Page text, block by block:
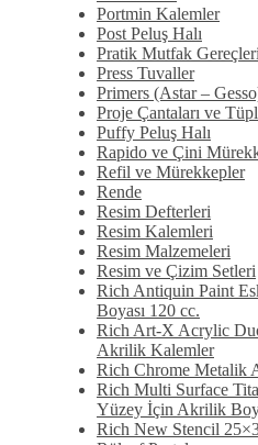
Portmin Kalemler
Post Peluş Halı
Pratik Mutfak Gereçleri
Press Tuvaller
Primers (Astar –
Proje Çantaları ve
Puffy Peluş Halı
Rapido ve Çini
Refil ve Mürekkepler
Rende
Resim Defterleri
Resim Kalemleri
Resim Malzemeleri
Resim ve Çizim Setleri
Rich Antiquin Paint
Boyası 120 cc.
Rich Art-X Acrylic
Akrilik Kalemler
Rich Chrome Metalik
Rich Multi Surface
Yüzey İçin Akrilik
Rich New Stencil